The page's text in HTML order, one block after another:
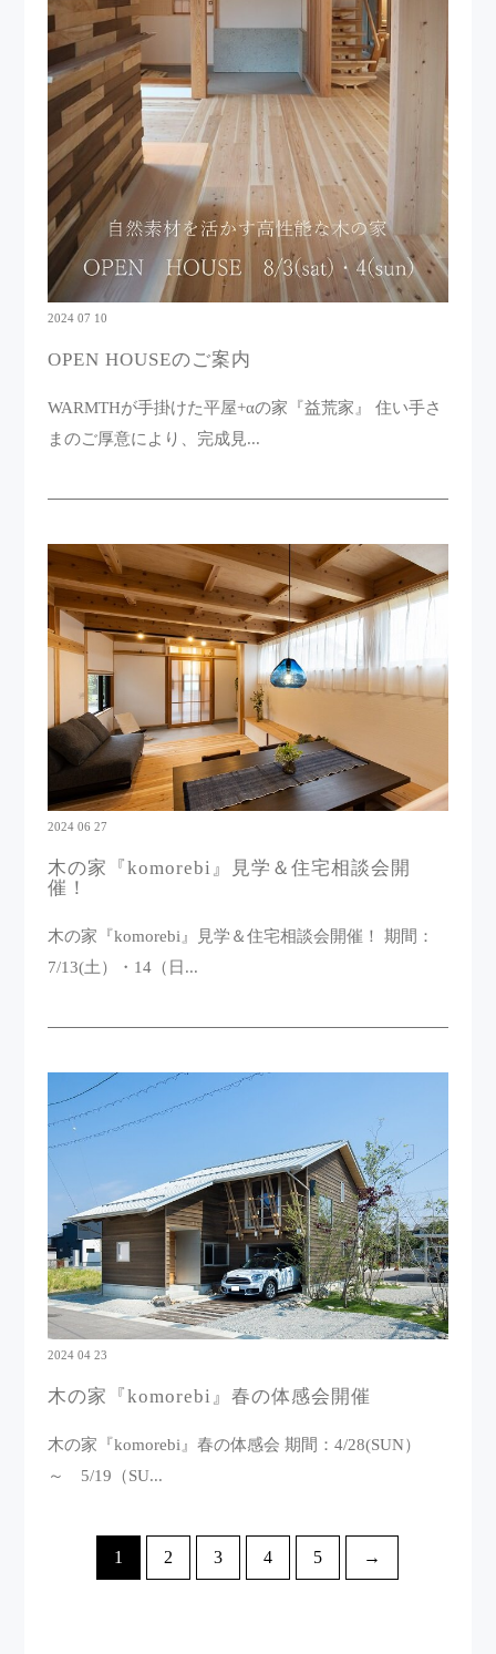
2024 07 10
OPEN HOUSEのご案内
WARMTHが手掛けた平屋+αの家『益荒家』 住い手さ
まのご厚意により、完成見...
2024 06 27
木の家『komorebi』見学＆住宅相談会開
催！
木の家『komorebi』見学＆住宅相談会開催！ 期間：
7/13(土）・14（日...
2024 04 23
木の家『komorebi』春の体感会開催
木の家『komorebi』春の体感会 期間：4/28(SUN）
～ 5/19（SU...
1 2 3 4 5 →